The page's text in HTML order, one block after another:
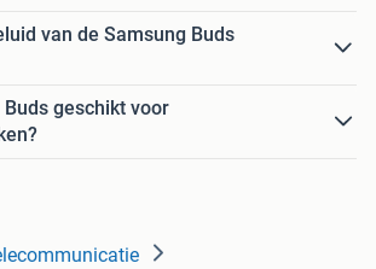
van de Samsung Buds
geschikt voor